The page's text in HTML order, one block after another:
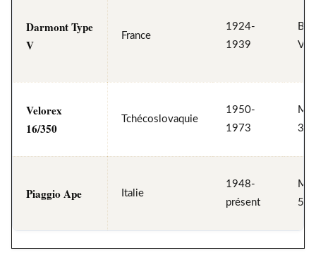
Darmont Type
V
France
1924-
1939
V,
Velorex
16/350
Tchécoslovaquie
1950-
1973
Piaggio Ape Italie
1948-
présent
50